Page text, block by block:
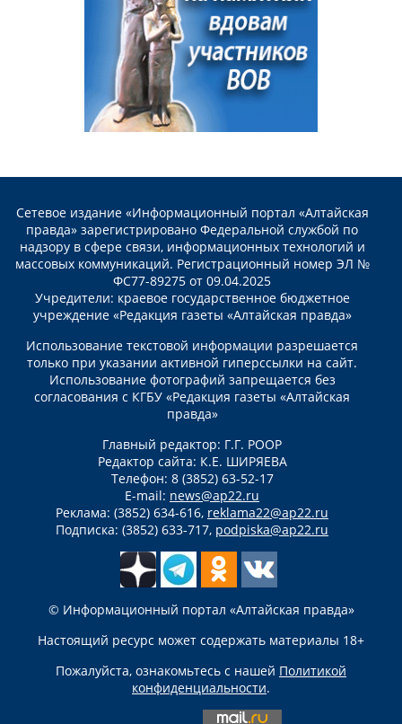
Сетевое издание «Информационный портал «Алтайская
правда» зарегистрировано Федеральной службой по
надзору в сфере связи, информационных технологий и
массовых коммуникаций. Регистрационный номер ЭЛ №
ФС77-89275 от 09.04.2025
Учредители: краевое государственное бюджетное
учреждение «Редакция газеты «Алтайская правда»
Использование текстовой информации разрешается
только при указании активной гиперссылки на сайт.
Использование фотографий запрещается без
согласования с КГБУ «Редакция газеты «Алтайская
правда»
Главный редактор: Г.Г. РООР
Редактор сайта: К.Е. ШИРЯЕВА
Телефон: 8 (3852) 63-52-17
E-mail: news@ap22.ru
Реклама: (3852) 634-616, reklama22@ap22.ru
Подписка: (3852) 633-717, podpiska@ap22.ru
© Информационный портал «Алтайская правда»
Настоящий ресурс может содержать материалы 18+
Пожалуйста, ознакомьтесь с нашей Политикой
конфиденциальности.